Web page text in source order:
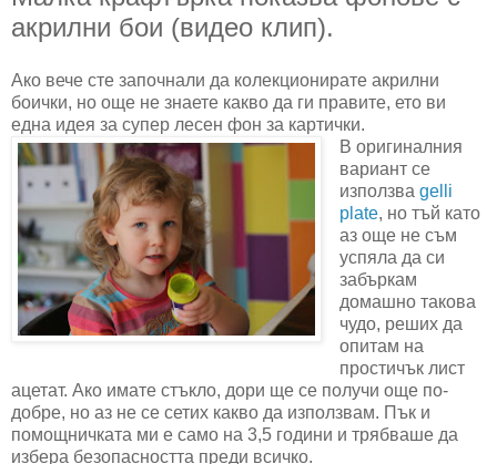
акрилни бои (видео клип).
Ако вече сте започнали да колекционирате акрилни
боички, но още не знаете какво да ги правите, ето ви
една идея за супер лесен фон за картички.
В оригиналния
вариант се
използва gelli
plate, но тъй като
аз още не съм
успяла да си
забъркам
домашно такова
чудо, реших да
опитам на
простичък лист
ацетат. Ако имате стъкло, дори ще се получи още по-
добре, но аз не се сетих какво да използвам. Пък и
помощничката ми е само на 3,5 години и трябваше да
избера безопасността преди всичко.